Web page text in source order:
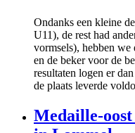
Ondanks een kleine
U11), de rest had
vormsels), hebben we
en de beker voor de
resultaten logen er
de plaats leverde
Medaille-oost